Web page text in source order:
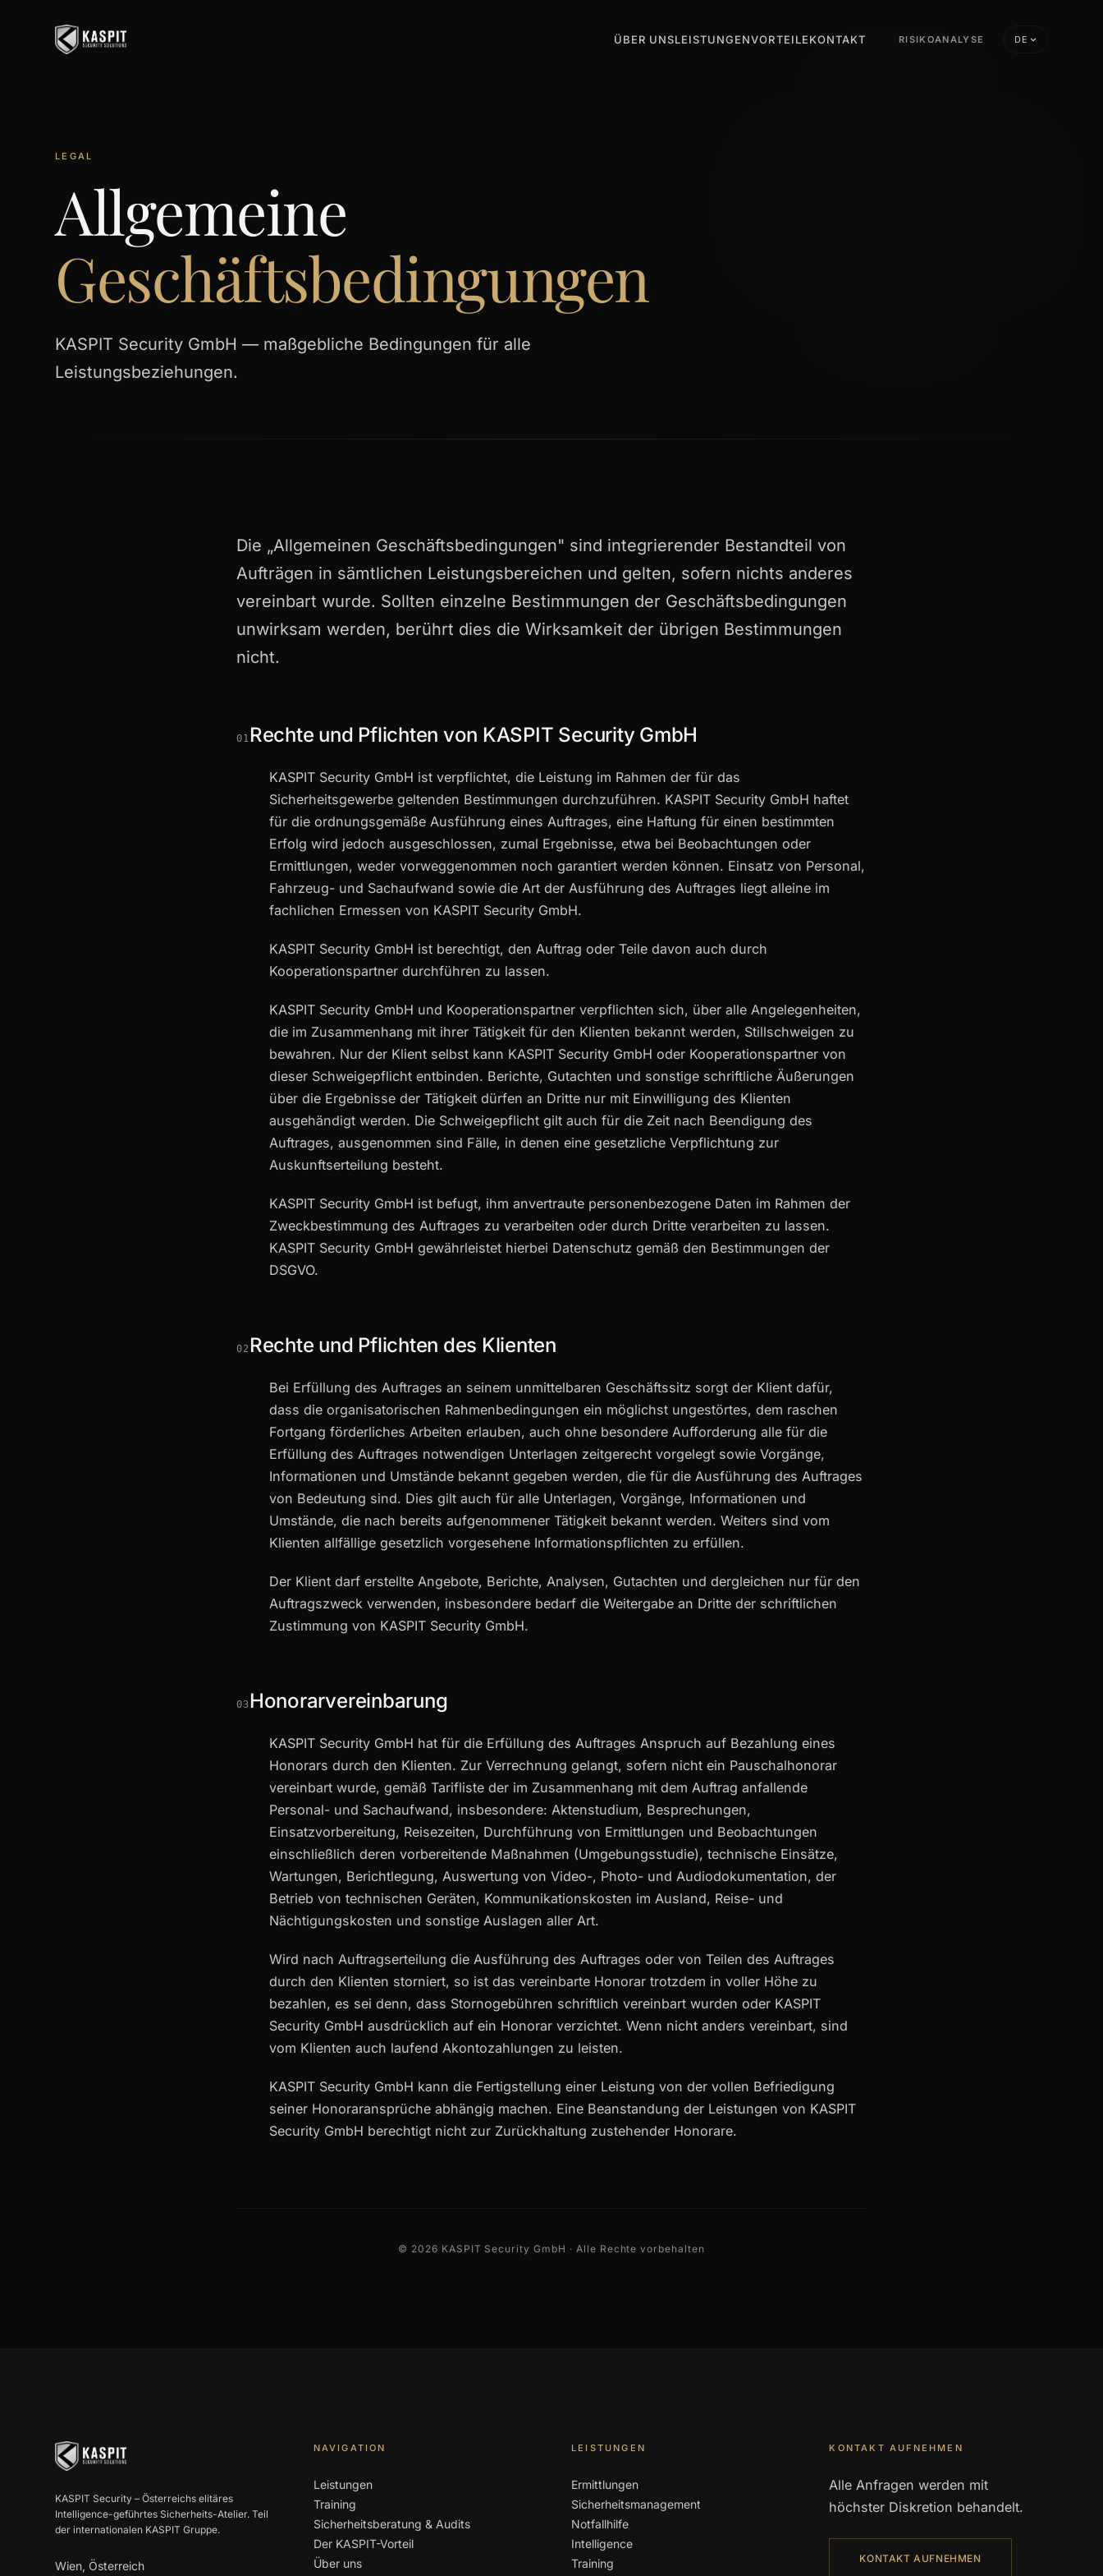
ÜBER UNSLEISTUNGENVORTEILEKONTAKT RISIKOANALYSE DE
LEGAL
Allgemeine
Geschäftsbedingungen
KASPIT Security GmbH — maßgebliche Bedingungen für alle
Leistungsbeziehungen.
Die „Allgemeinen Geschäftsbedingungen" sind integrierender Bestandteil von
Aufträgen in sämtlichen Leistungsbereichen und gelten, sofern nichts anderes
vereinbart wurde. Sollten einzelne Bestimmungen der Geschäftsbedingungen
unwirksam werden, berührt dies die Wirksamkeit der übrigen Bestimmungen
nicht.
01 Rechte und Pflichten von KASPIT Security GmbH
KASPIT Security GmbH ist verpflichtet, die Leistung im Rahmen der für das
Sicherheitsgewerbe geltenden Bestimmungen durchzuführen. KASPIT Security GmbH haftet
für die ordnungsgemäße Ausführung eines Auftrages, eine Haftung für einen bestimmten
Erfolg wird jedoch ausgeschlossen, zumal Ergebnisse, etwa bei Beobachtungen oder
Ermittlungen, weder vorweggenommen noch garantiert werden können. Einsatz von Personal,
Fahrzeug- und Sachaufwand sowie die Art der Ausführung des Auftrages liegt alleine im
fachlichen Ermessen von KASPIT Security GmbH.
KASPIT Security GmbH ist berechtigt, den Auftrag oder Teile davon auch durch
Kooperationspartner durchführen zu lassen.
KASPIT Security GmbH und Kooperationspartner verpflichten sich, über alle Angelegenheiten,
die im Zusammenhang mit ihrer Tätigkeit für den Klienten bekannt werden, Stillschweigen zu
bewahren. Nur der Klient selbst kann KASPIT Security GmbH oder Kooperationspartner von
dieser Schweigepflicht entbinden. Berichte, Gutachten und sonstige schriftliche Äußerungen
über die Ergebnisse der Tätigkeit dürfen an Dritte nur mit Einwilligung des Klienten
ausgehändigt werden. Die Schweigepflicht gilt auch für die Zeit nach Beendigung des
Auftrages, ausgenommen sind Fälle, in denen eine gesetzliche Verpflichtung zur
Auskunftserteilung besteht.
KASPIT Security GmbH ist befugt, ihm anvertraute personenbezogene Daten im Rahmen der
Zweckbestimmung des Auftrages zu verarbeiten oder durch Dritte verarbeiten zu lassen.
KASPIT Security GmbH gewährleistet hierbei Datenschutz gemäß den Bestimmungen der
DSGVO.
02 Rechte und Pflichten des Klienten
Bei Erfüllung des Auftrages an seinem unmittelbaren Geschäftssitz sorgt der Klient dafür,
dass die organisatorischen Rahmenbedingungen ein möglichst ungestörtes, dem raschen
Fortgang förderliches Arbeiten erlauben, auch ohne besondere Aufforderung alle für die
Erfüllung des Auftrages notwendigen Unterlagen zeitgerecht vorgelegt sowie Vorgänge,
Informationen und Umstände bekannt gegeben werden, die für die Ausführung des Auftrages
von Bedeutung sind. Dies gilt auch für alle Unterlagen, Vorgänge, Informationen und
Umstände, die nach bereits aufgenommener Tätigkeit bekannt werden. Weiters sind vom
Klienten allfällige gesetzlich vorgesehene Informationspflichten zu erfüllen.
Der Klient darf erstellte Angebote, Berichte, Analysen, Gutachten und dergleichen nur für den
Auftragszweck verwenden, insbesondere bedarf die Weitergabe an Dritte der schriftlichen
Zustimmung von KASPIT Security GmbH.
03 Honorarvereinbarung
KASPIT Security GmbH hat für die Erfüllung des Auftrages Anspruch auf Bezahlung eines
Honorars durch den Klienten. Zur Verrechnung gelangt, sofern nicht ein Pauschalhonorar
vereinbart wurde, gemäß Tarifliste der im Zusammenhang mit dem Auftrag anfallende
Personal- und Sachaufwand, insbesondere: Aktenstudium, Besprechungen,
Einsatzvorbereitung, Reisezeiten, Durchführung von Ermittlungen und Beobachtungen
einschließlich deren vorbereitende Maßnahmen (Umgebungsstudie), technische Einsätze,
Wartungen, Berichtlegung, Auswertung von Video-, Photo- und Audiodokumentation, der
Betrieb von technischen Geräten, Kommunikationskosten im Ausland, Reise- und
Nächtigungskosten und sonstige Auslagen aller Art.
Wird nach Auftragserteilung die Ausführung des Auftrages oder von Teilen des Auftrages
durch den Klienten storniert, so ist das vereinbarte Honorar trotzdem in voller Höhe zu
bezahlen, es sei denn, dass Stornogebühren schriftlich vereinbart wurden oder KASPIT
Security GmbH ausdrücklich auf ein Honorar verzichtet. Wenn nicht anders vereinbart, sind
vom Klienten auch laufend Akontozahlungen zu leisten.
KASPIT Security GmbH kann die Fertigstellung einer Leistung von der vollen Befriedigung
seiner Honoraransprüche abhängig machen. Eine Beanstandung der Leistungen von KASPIT
Security GmbH berechtigt nicht zur Zurückhaltung zustehender Honorare.
© 2026 KASPIT Security GmbH · Alle Rechte vorbehalten
KASPIT Security – Österreichs elitäres
Intelligence-geführtes Sicherheits-Atelier. Teil
der internationalen KASPIT Gruppe.
Wien, Österreich
NAVIGATION
Leistungen
Training
Sicherheitsberatung & Audits
Der KASPIT-Vorteil
Über uns
LEISTUNGEN
Ermittlungen
Sicherheitsmanagement
Notfallhilfe
Intelligence
Training
KONTAKT AUFNEHMEN
Alle Anfragen werden mit
höchster Diskretion behandelt.
KONTAKT AUFNEHMEN